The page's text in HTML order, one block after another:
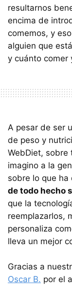
resultarnos
encima de
comemos, y
alguien que
y cuánto comer
A pesar de ser
de peso y
WebDiet, sobre
imagino a la
sobre lo que ha
de todo hecho
que la
reemplazarlos,
personaliza
lleva un mejor
Gracias a
Oscar B. por el